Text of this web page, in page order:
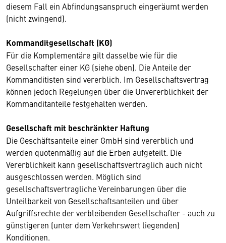
diesem Fall ein Abfindungsanspruch eingeräumt werden
(nicht zwingend).
Kommanditgesellschaft (KG)
Für die Komplementäre gilt dasselbe wie für die
Gesellschafter einer KG (siehe oben). Die Anteile der
Kommanditisten sind vererblich. Im Gesellschaftsvertrag
können jedoch Regelungen über die Unvererblichkeit der
Kommanditanteile festgehalten werden.
Gesellschaft mit beschränkter Haftung
Die Geschäftsanteile einer GmbH sind vererblich und
werden quotenmäßig auf die Erben aufgeteilt. Die
Vererblichkeit kann gesellschaftsvertraglich auch nicht
ausgeschlossen werden. Möglich sind
gesellschaftsvertragliche Vereinbarungen über die
Unteilbarkeit von Gesellschaftsanteilen und über
Aufgriffsrechte der verbleibenden Gesellschafter - auch zu
günstigeren (unter dem Verkehrswert liegenden)
Konditionen.